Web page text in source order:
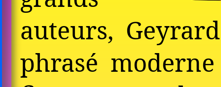
auteurs,
phrasé